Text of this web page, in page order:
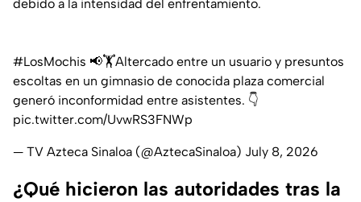
debido a la intensidad del enfrentamiento.
#LosMochis 📢🏋️Altercado entre un usuario y presuntos
escoltas en un gimnasio de conocida plaza comercial
generó inconformidad entre asistentes. 👇
pic.twitter.com/UvwRS3FNWp
— TV Azteca Sinaloa (@AztecaSinaloa) July 8, 2026
¿Qué hicieron las autoridades tras la